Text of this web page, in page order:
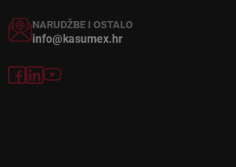
NARUDŽBE I OSTALO
info@kasumex.hr